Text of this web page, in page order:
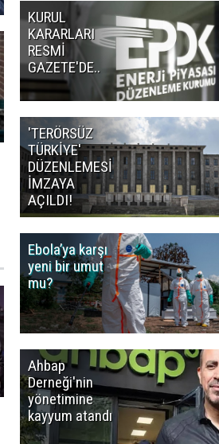
KURUL
KARARLARI
RESMİ
GAZETE'DE..
'TERÖRSÜZ
TÜRKİYE'
DÜZENLEMESİ
İMZAYA
AÇILDI!
Ebola’ya karşı
yeni bir umut
mu?
Ahbap
Derneği'nin
yönetimine
kayyum atandı